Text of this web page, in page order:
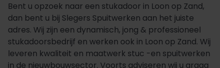
Bent u opzoek naar een stukadoor in Loon op Zand,
dan bent u bij Slegers Spuitwerken aan het juiste
adres. Wij zijn een dynamisch, jong & professioneel
stukadoorsbedrijf en werken ook in Loon op Zand. Wij
leveren kwaliteit en maatwerk stuc -en spuitwerken
in de nieuwbouwsector. Voorts adviseren wij u graag